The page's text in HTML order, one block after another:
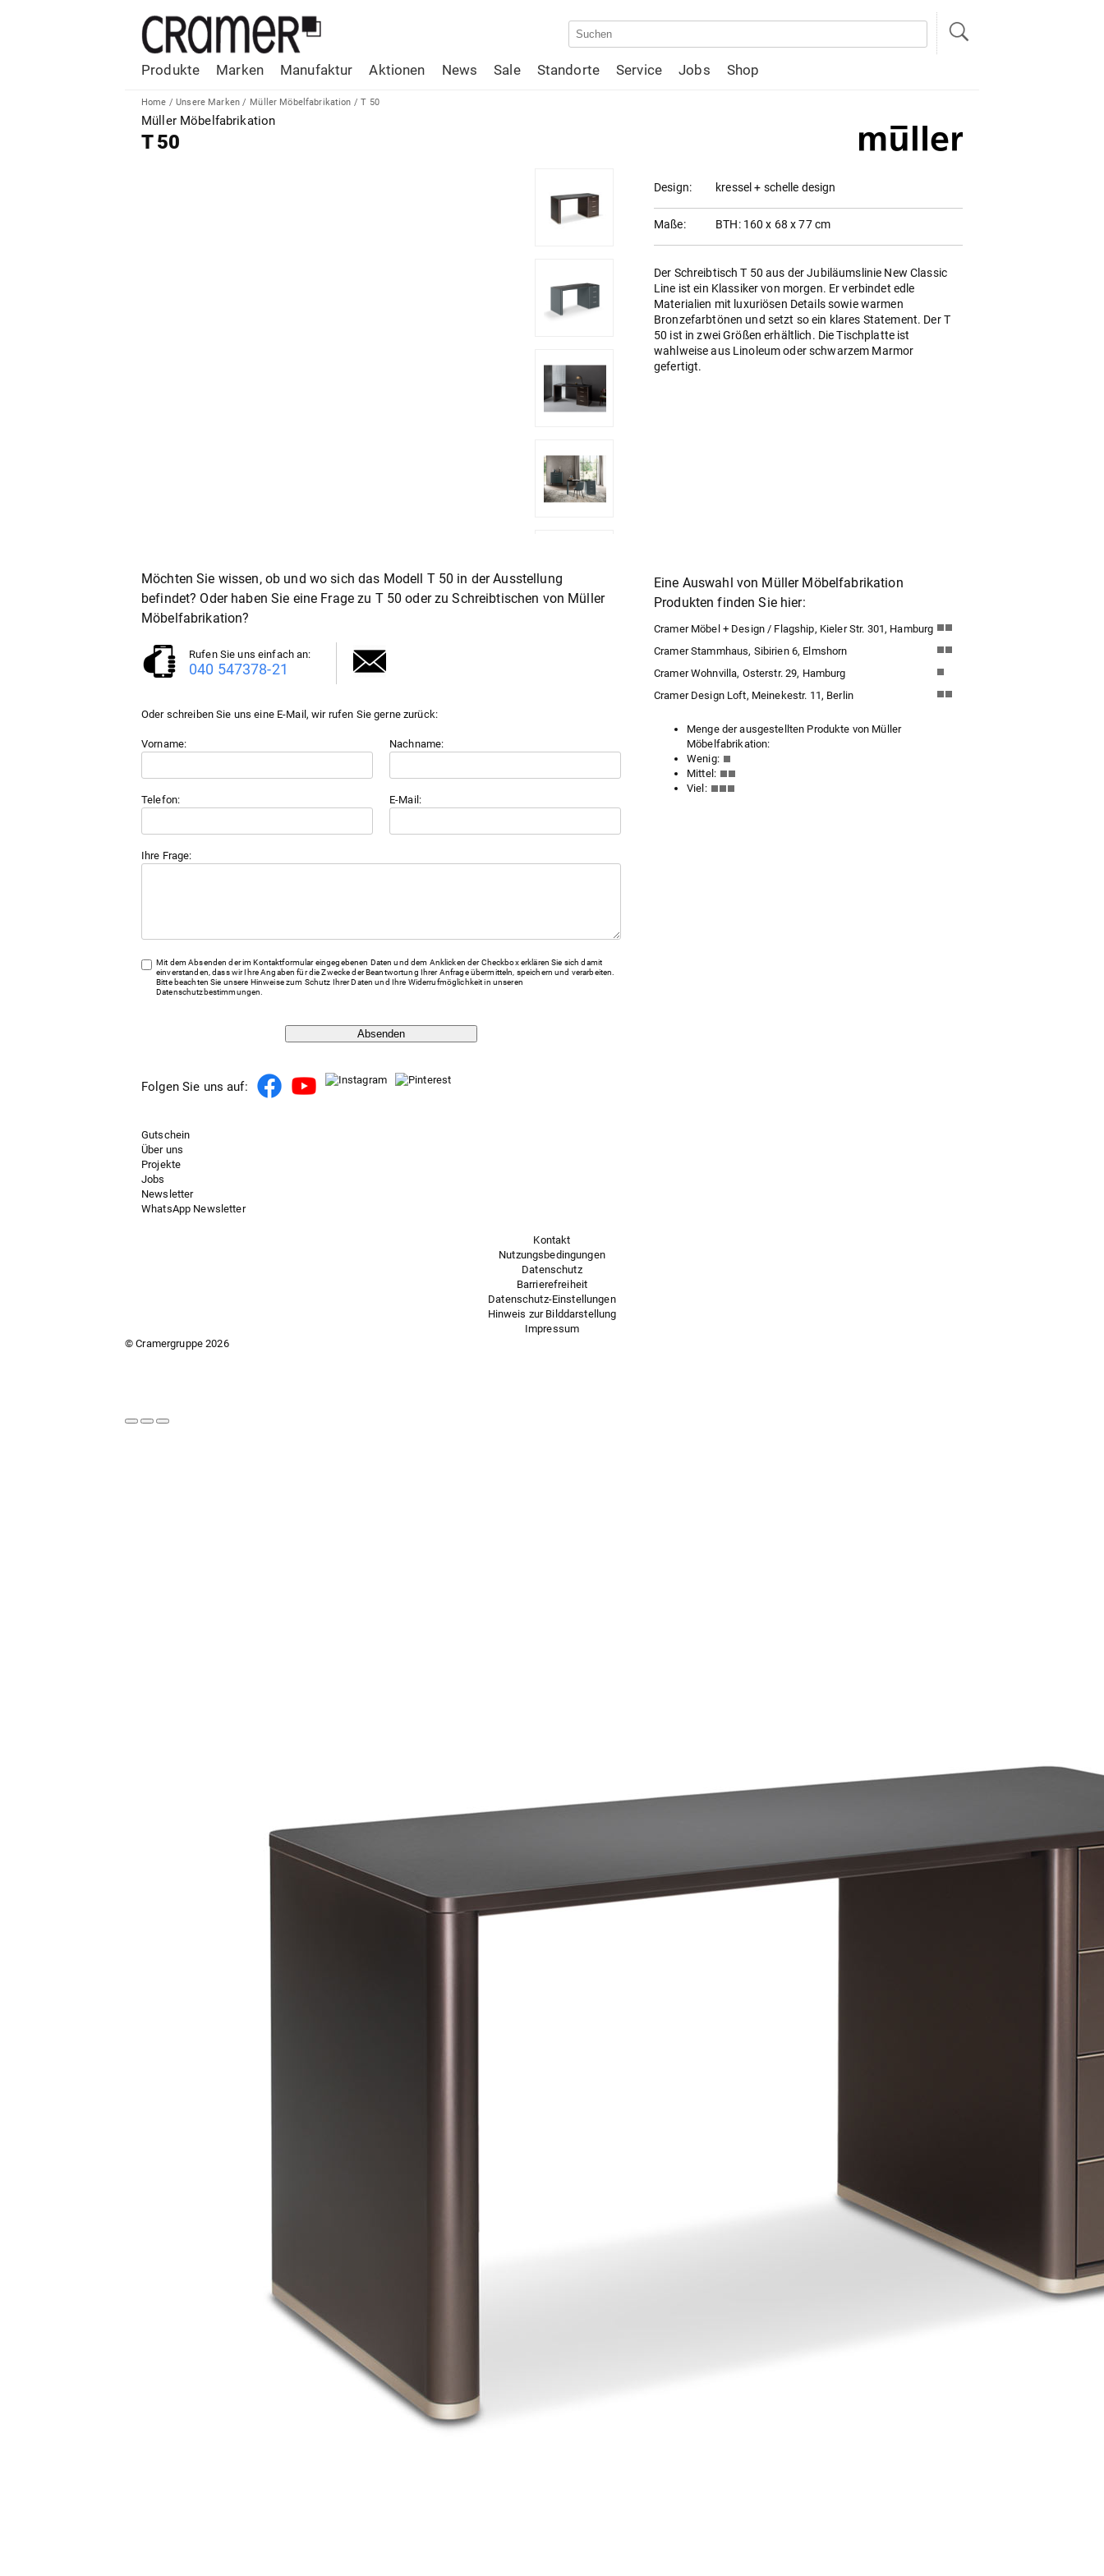
Produkte Marken Manufaktur Aktionen News Sale Standorte Service Jobs Shop
Home / Unsere Marken / Müller Möbelfabrikation / T 50
Müller Möbelfabrikation
T 50
Design: kressel + schelle design
Maße: BTH: 160 x 68 x 77 cm
Der Schreibtisch T 50 aus der Jubiläumslinie New Classic
Line ist ein Klassiker von morgen. Er verbindet edle
Materialien mit luxuriösen Details sowie warmen
Bronzefarbtönen und setzt so ein klares Statement. Der T
50 ist in zwei Größen erhältlich. Die Tischplatte ist
wahlweise aus Linoleum oder schwarzem Marmor
gefertigt.
Möchten Sie wissen, ob und wo sich das Modell T 50 in der Ausstellung
befindet? Oder haben Sie eine Frage zu T 50 oder zuSchreibtische
von Müller
Möbelfabrikation?
Rufen Sie uns einfach an:
040 547378-21
Oder schreiben Sie uns eine E-Mail, wir rufen Sie gerne zurück:
Vorname: Nachname:
Telefon: E-Mail:
Ihre Frage:
Mit dem Absenden der im Kontaktformular eingegebenen Daten und dem Anklicken der Checkbox erklären Sie sich damit
einverstanden, dass wir Ihre Angaben für die Zwecke der Beantwortung Ihrer Anfrage übermitteln, speichern und verarbeiten.
Bitte beachten Sie unsere Hinweise zum Schutz Ihrer Daten und Ihre Widerrufmöglichkeit in unseren
Datenschutzbestimmungen
Absenden
Eine Auswahl von Müller Möbelfabrikation
Produkten finden Sie hier:
Cramer Möbel + Design / Flagship, Kieler Str. 301, Hamburg
Cramer Stammhaus, Sibirien 6, Elmshorn
Cramer Wohnvilla, Osterstr. 29, Hamburg
Cramer Design Loft, Meinekestr. 11, Berlin
Menge der ausgestellten Produkte von Müller
Möbelfabrikation:
Wenig:
Mittel:
Viel:
Folgen Sie uns auf:
Gutschein
Über uns
Projekte
Jobs
Newsletter
WhatsApp Newsletter
Kontakt
Nutzungsbedingungen
Datenschutz
Barrierefreiheit
Datenschutz-Einstellungen
Hinweis zur Bilddarstellung
Impressum
© Cramergruppe2026